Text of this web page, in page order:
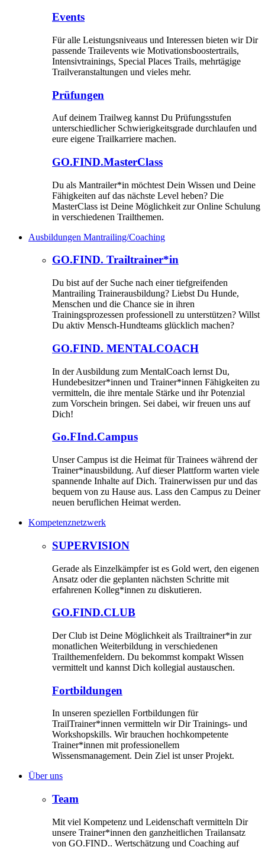
Events
Für alle Leistungsniveaus und Interessen bieten wir Dir
passende Trailevents wie Motivationsboostertrails,
Intensivtrainings, Special Places Trails, mehrtägige
Trailveranstaltungen und vieles mehr.
Prüfungen
Auf deinem Trailweg kannst Du Prüfungsstufen
unterschiedlicher Schwierigkeitsgrade durchlaufen und
eure eigene Trailkarriere machen.
GO.FIND.MasterClass
Du als Mantrailer*in möchtest Dein Wissen und Deine
Fähigkeiten auf das nächste Level heben? Die
MasterClass ist Deine Möglichkeit zur Online Schulung
in verschiedenen Trailthemen.
Ausbildungen Mantrailing/Coaching
GO.FIND. Trailtrainer*in
Du bist auf der Suche nach einer tiefgreifenden
Mantrailing Trainerausbildung? Liebst Du Hunde,
Menschen und die Chance sie in ihren
Trainingsprozessen professionell zu unterstützen? Willst
Du aktiv Mensch-Hundteams glücklich machen?
GO.FIND. MENTALCOACH
In der Ausbildung zum MentalCoach lernst Du,
Hundebesitzer*innen und Trainer*innen Fähigkeiten zu
vermitteln, die ihre mentale Stärke und ihr Potenzial
zum Vorschein bringen. Sei dabei, wir freuen uns auf
Dich!
Go.FInd.Campus
Unser Campus ist die Heimat für Trainees während der
Trainer*inausbildung. Auf dieser Plattform warten viele
spannende Inhalte auf Dich. Trainerwissen pur und das
bequem von zu Hause aus. Lass den Campus zu Deiner
neuen beruflichen Heimat werden.
Kompetenznetzwerk
SUPERVISION
Gerade als Einzelkämpfer ist es Gold wert, den eigenen
Ansatz oder die geplanten nächsten Schritte mit
erfahrenen Kolleg*innen zu diskutieren.
GO.FIND.CLUB
Der Club ist Deine Möglichkeit als Trailtrainer*in zur
monatlichen Weiterbildung in verschiedenen
Trailthemenfeldern. Du bekommst kompakt Wissen
vermittelt und kannst Dich kollegial austauschen.
Fortbildungen
In unseren speziellen Fortbildungen für
TrailTrainer*innen vermitteln wir Dir Trainings- und
Workshopskills. Wir brauchen hochkompetente
Trainer*innen mit professionellem
Wissensmanagement. Dein Ziel ist unser Projekt.
Über uns
Team
Mit viel Kompetenz und Leidenschaft vermitteln Dir
unsere Trainer*innen den ganzheitlichen Trailansatz
von GO.FIND.. Wertschätzung und Coaching auf